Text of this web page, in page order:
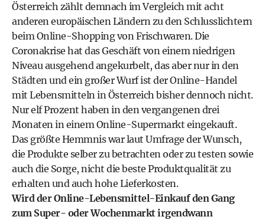
Österreich zählt demnach im Vergleich mit acht
anderen europäischen Ländern zu den Schlusslichtern
beim Online-Shopping von Frischwaren. Die
Coronakrise hat das Geschäft von einem niedrigen
Niveau ausgehend angekurbelt, das aber nur in den
Städten und ein großer Wurf ist der Online-Handel
mit Lebensmitteln in Österreich bisher dennoch nicht.
Nur elf Prozent haben in den vergangenen drei
Monaten in einem Online-Supermarkt eingekauft.
Das größte Hemmnis war laut Umfrage der Wunsch,
die Produkte selber zu betrachten oder zu testen sowie
auch die Sorge, nicht die beste Produktqualität zu
erhalten und auch hohe Lieferkosten.
Wird der Online-Lebensmittel-Einkauf den Gang
zum Super- oder Wochenmarkt irgendwann